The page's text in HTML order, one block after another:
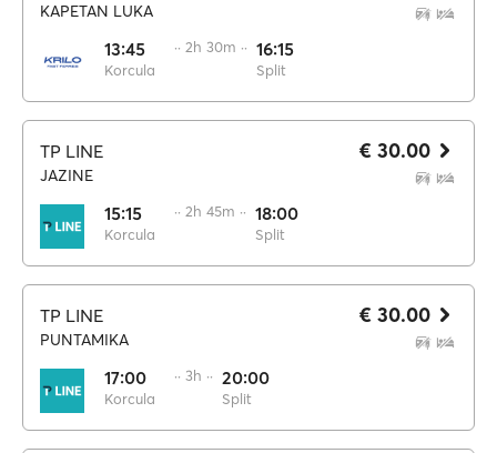
KAPETAN LUKA
13:45
Korcula
·· 2h 30m ·· 16:15
Split
TP LINE
JAZINE
15:15
Korcula
·· 2h 45m ·· 18:00
Split
€ 30.00
TP LINE
PUNTAMIKA
17:00
Korcula
·· 3h ·· 20:00
Split
€ 30.00